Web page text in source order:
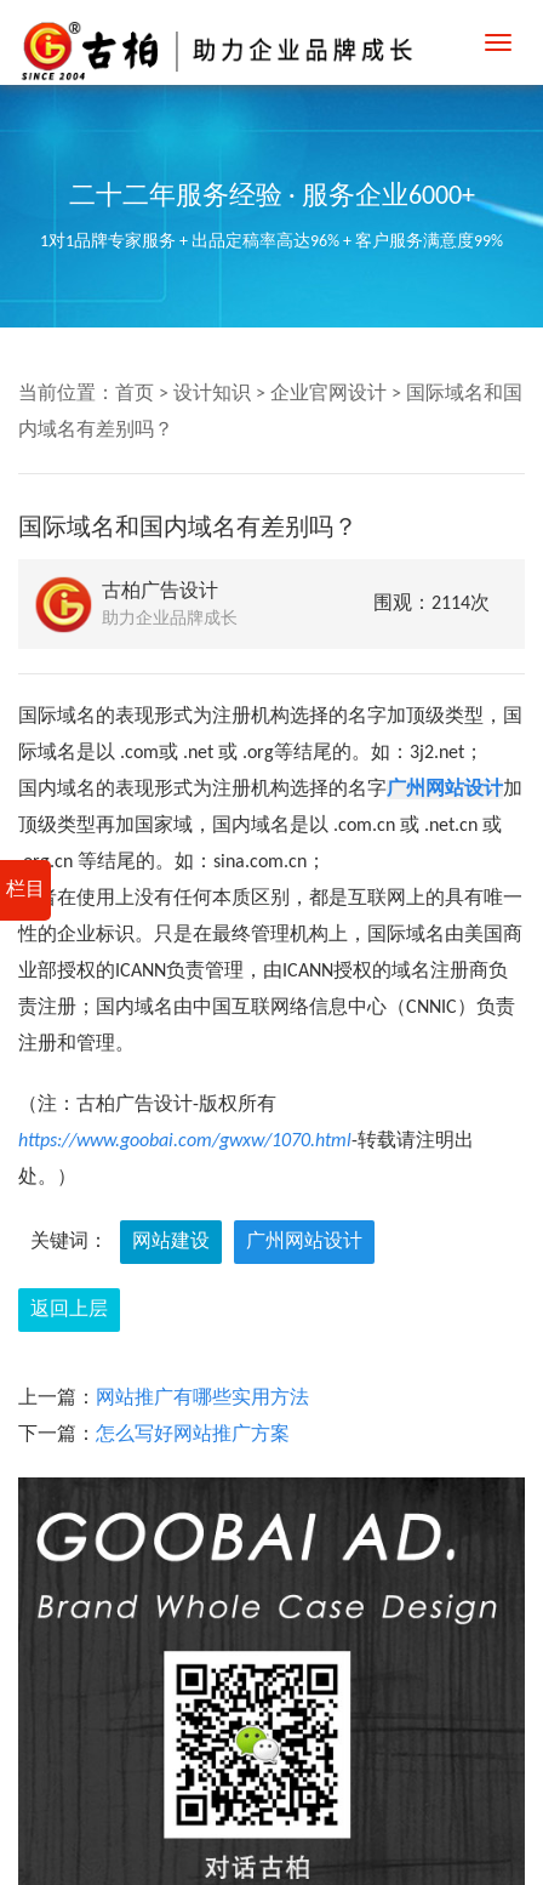
二十二年服务经验 · 服务企业6000+
1对1品牌专家服务 + 出品定稿率高达96% + 客户服务满意度99%
栏目
当前位置： 首页 > 设计知识 > 企业官网设计 > 国际域名和国
内域名有差别吗？
国际域名和国内域名有差别吗？
古柏广告设计
助力企业品牌成长
围观：2114次
国际域名的表现形式为注册机构选择的名字加顶级类型，国
际域名是以 .com或 .net 或 .org等结尾的。如：3j2.net；
国内域名的表现形式为注册机构选择的名字广州网站设计加
顶级类型再加国家域，国内域名是以 .com.cn 或 .net.cn 或
.org.cn 等结尾的。如：sina.com.cn；
两者在使用上没有任何本质区别，都是互联网上的具有唯一
性的企业标识。只是在最终管理机构上，国际域名由美国商
业部授权的ICANN负责管理，由ICANN授权的域名注册商负
责注册；国内域名由中国互联网络信息中心（CNNIC）负责
注册和管理。
（注：古柏广告设计-版权所有
https://www.goobai.com/gwxw/1070.html-转载请注明出
处。）
关键词： 网站建设 广州网站设计
返回上层
上一篇： 网站推广有哪些实用方法
下一篇： 怎么写好网站推广方案